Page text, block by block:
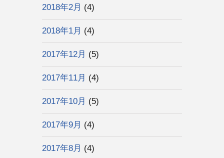
2018年2月 (4)
2018年1月 (4)
2017年12月 (5)
2017年11月 (4)
2017年10月 (5)
2017年9月 (4)
2017年8月 (4)